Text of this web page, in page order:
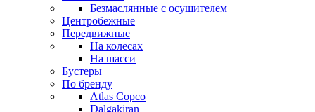
Безмаслянные с осушителем
Центробежные
Передвижные
На колесах
На шасси
Бустеры
По бренду
Atlas Copco
Dalgakiran